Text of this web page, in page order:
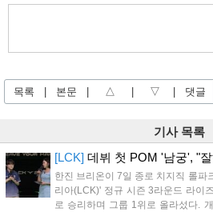
목록 본문 △ ▽ 댓글
기사 목록
[LCK] 데뷔 첫 POM '남궁', "
한진 브리온이 7일 종로 치지직 롤파
리아(LCK)' 정규 시즌 3라운드 라이
로 승리하며 그룹 1위로 올라섰다.